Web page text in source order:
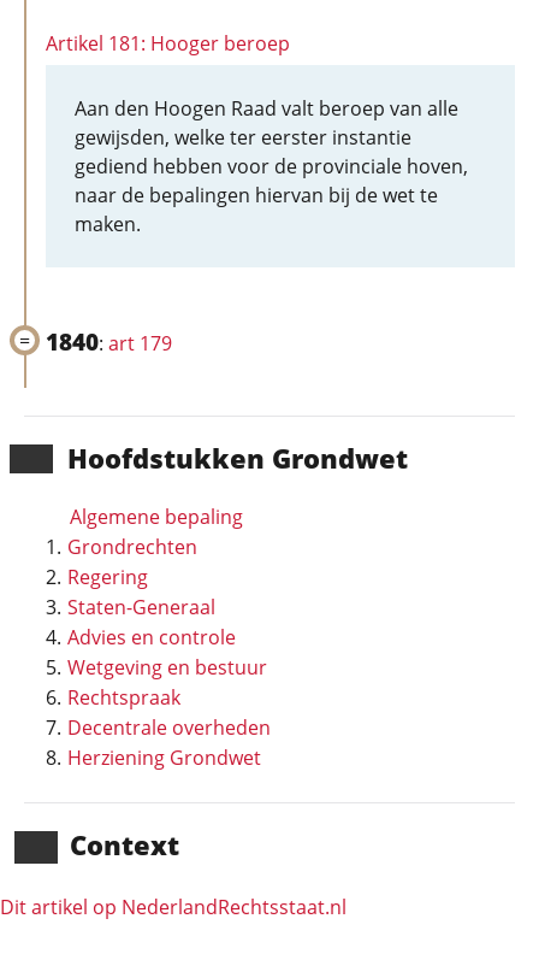
Hoofd­stukken Grondwet
Algemene bepaling
Grondrechten
Regering
Staten-Generaal
Advies en controle
Wetgeving en bestuur
Rechtspraak
Decentrale overheden
Herziening Grondwet
Context
Dit artikel op NederlandRechts­staat.nl
Artikel 181: Hooger beroep
Aan den Hoogen Raad valt beroep van alle
gewijsden, welke ter eerster instantie
gediend hebben voor de provinciale hoven,
naar de bepalingen hiervan bij de wet te
maken.
1840: art 179